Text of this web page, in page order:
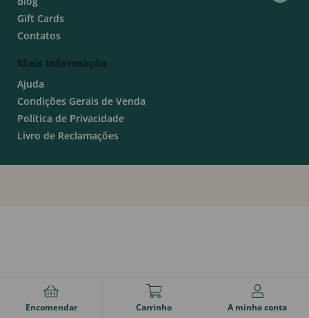
Gift Cards
Contatos
Mais Informação
Ajuda
Condições Gerais de Venda
Política de Privacidade
Livro de Reclamações
Encomendar Carrinho A minha conta